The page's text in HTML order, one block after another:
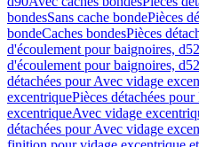
bondesSans cache bondePièces
bondeCaches bondesPièces
d'écoulement pour baignoires, d52
d'écoulement pour baignoires, d52
détachées pour Avec vidage
excentriquePièces détachées
excentriqueAvec vidage
détachées pour Avec vidage